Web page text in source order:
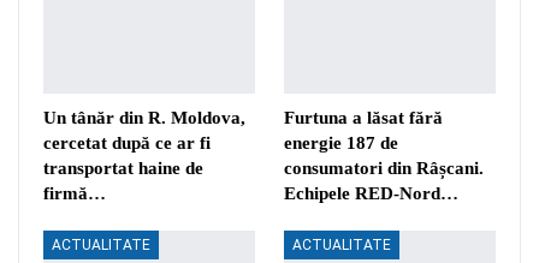
Un tânăr din R. Moldova,
cercetat după ce ar fi
transportat haine de
firmă…
Furtuna a lăsat fără
energie 187 de
consumatori din Râșcani.
Echipele RED-Nord…
ACTUALITATE ACTUALITATE